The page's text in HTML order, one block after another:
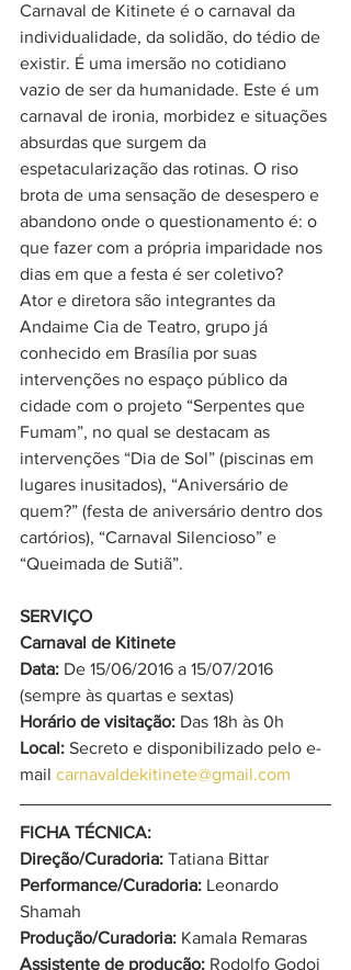
Carnaval de Kitinete é o carnaval da
individualidade, da solidão, do tédio de
existir. É uma imersão no cotidiano
vazio de ser da humanidade. Este é um
carnaval de ironia, morbidez e situações
absurdas que surgem da
espetacularização das rotinas. O riso
brota de uma sensação de desespero e
abandono onde o questionamento é: o
que fazer com a própria imparidade nos
dias em que a festa é ser coletivo?
Ator e diretora são integrantes da
Andaime Cia de Teatro, grupo já
conhecido em Brasília por suas
intervenções no espaço público da
cidade com o projeto “Serpentes que
Fumam”, no qual se destacam as
intervenções “Dia de Sol” (piscinas em
lugares inusitados), “Aniversário de
quem?” (festa de aniversário dentro dos
cartórios), “Carnaval Silencioso” e
“Queimada de Sutiã”.
SERVIÇO
Carnaval de Kitinete
Data: De 15/06/2016 a 15/07/2016
(sempre às quartas e sextas)
Horário de visitação: Das 18h às 0h
Local: Secreto e disponibilizado pelo e-
mail carnavaldekitinete@gmail.com
FICHA TÉCNICA:
Direção/Curadoria: Tatiana Bittar
Performance/Curadoria: Leonardo
Shamah
Produção/Curadoria: Kamala Remaras
Assistente de produção: Rodolfo Godoi